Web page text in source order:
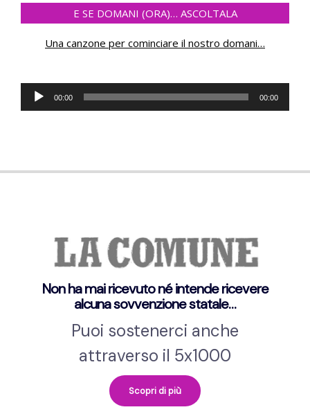
E SE DOMANI (ORA)… ASCOLTALA
Una canzone per cominciare il nostro domani…
Audio-
Player
00:00 00:00
Non ha mai ricevuto né intende ricevere
alcuna sovvenzione statale…
Puoi sostenerci anche
attraverso il 5x1000
Scopri di più